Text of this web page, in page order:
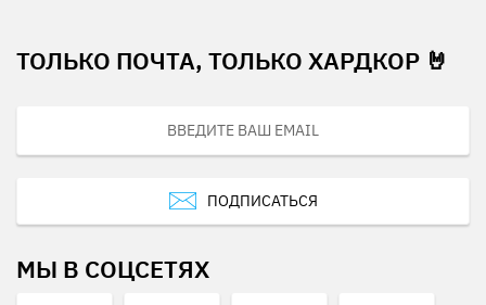
ТОЛЬКО ПОЧТА, ТОЛЬКО ХАРДКОР 🤘
ПОДПИСАТЬСЯ
МЫ В СОЦСЕТЯХ